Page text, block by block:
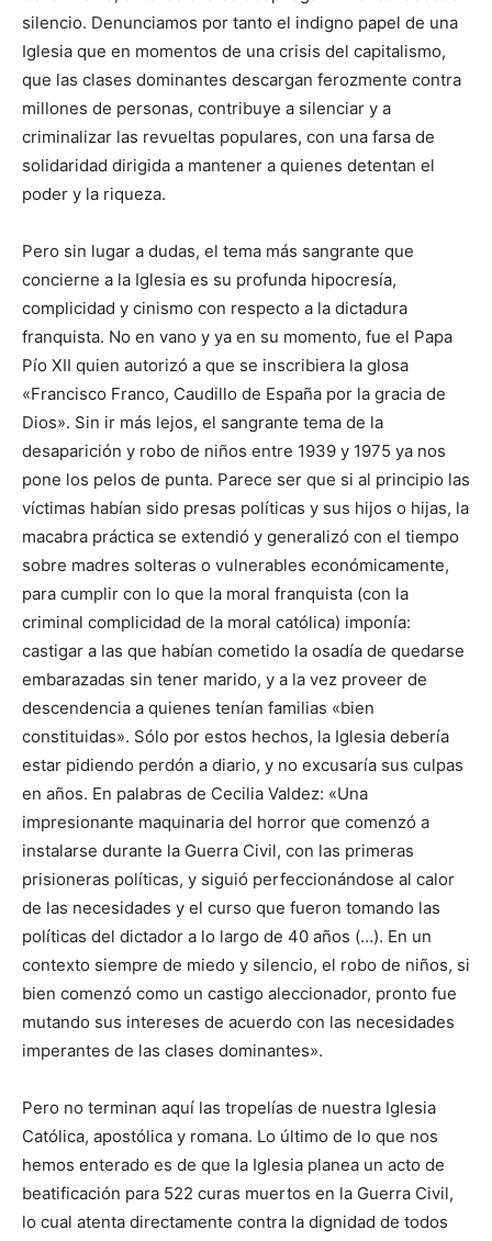
silencio. Denunciamos por tanto el indigno papel de una
Iglesia que en momentos de una crisis del capitalismo,
que las clases dominantes descargan ferozmente contra
millones de personas, contribuye a silenciar y a
criminalizar las revueltas populares, con una farsa de
solidaridad dirigida a mantener a quienes detentan el
poder y la riqueza.
Pero sin lugar a dudas, el tema más sangrante que
concierne a la Iglesia es su profunda hipocresía,
complicidad y cinismo con respecto a la dictadura
franquista. No en vano y ya en su momento, fue el Papa
Pío XII quien autorizó a que se inscribiera la glosa
«Francisco Franco, Caudillo de España por la gracia de
Dios». Sin ir más lejos, el sangrante tema de la
desaparición y robo de niños entre 1939 y 1975 ya nos
pone los pelos de punta. Parece ser que si al principio las
víctimas habían sido presas políticas y sus hijos o hijas, la
macabra práctica se extendió y generalizó con el tiempo
sobre madres solteras o vulnerables económicamente,
para cumplir con lo que la moral franquista (con la
criminal complicidad de la moral católica) imponía:
castigar a las que habían cometido la osadía de quedarse
embarazadas sin tener marido, y a la vez proveer de
descendencia a quienes tenían familias «bien
constituidas». Sólo por estos hechos, la Iglesia debería
estar pidiendo perdón a diario, y no excusaría sus culpas
en años. En palabras de Cecilia Valdez: «Una
impresionante maquinaria del horror que comenzó a
instalarse durante la Guerra Civil, con las primeras
prisioneras políticas, y siguió perfeccionándose al calor
de las necesidades y el curso que fueron tomando las
políticas del dictador a lo largo de 40 años (…). En un
contexto siempre de miedo y silencio, el robo de niños, si
bien comenzó como un castigo aleccionador, pronto fue
mutando sus intereses de acuerdo con las necesidades
imperantes de las clases dominantes».
Pero no terminan aquí las tropelías de nuestra Iglesia
Católica, apostólica y romana. Lo último de lo que nos
hemos enterado es de que la Iglesia planea un acto de
beatificación para 522 curas muertos en la Guerra Civil,
lo cual atenta directamente contra la dignidad de todos